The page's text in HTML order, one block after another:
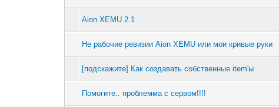
Aion XEMU 2.1
Не рабочие ревизии Aion XEMU или мои кривые руки
[подскажите] Как создавать собственные item'ы
Помогите.. проблемма с сервом!!!!